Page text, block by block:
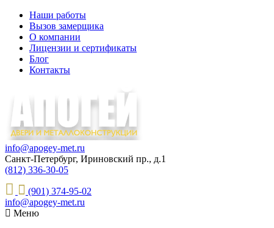
Наши работы
Вызов замерщика
О компании
Лицензии и сертификаты
Блог
Контакты
info@apogey-met.ru
Санкт-Петербург, Ириновский пр., д.1
(812) 336-30-05
(901) 374-95-02
info@apogey-met.ru
Меню